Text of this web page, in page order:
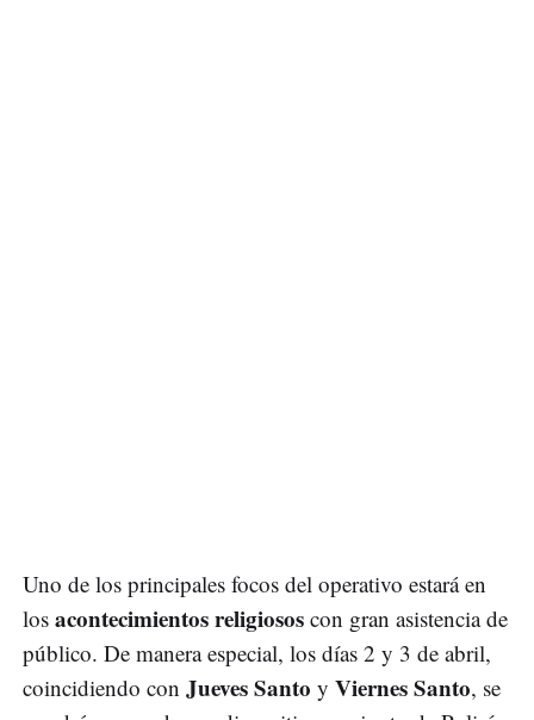
Uno de los principales focos del operativo estará en
los acontecimientos religiosos con gran asistencia de
público. De manera especial, los días 2 y 3 de abril,
coincidiendo con Jueves Santo y Viernes Santo, se